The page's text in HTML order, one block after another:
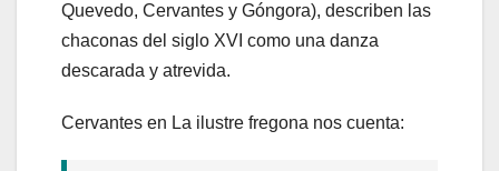
Quevedo, Cervantes y Góngora), describen las
chaconas del siglo XVI como una danza
descarada y atrevida.
Cervantes en La ilustre fregona nos cuenta: